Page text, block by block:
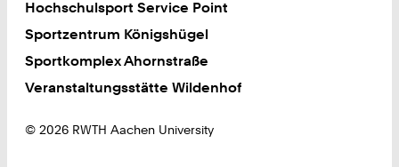
Hochschulsport Service Point
Sportzentrum Königshügel
Sportkomplex Ahornstraße
Veranstaltungsstätte Wildenhof
© 2026 RWTH Aachen University